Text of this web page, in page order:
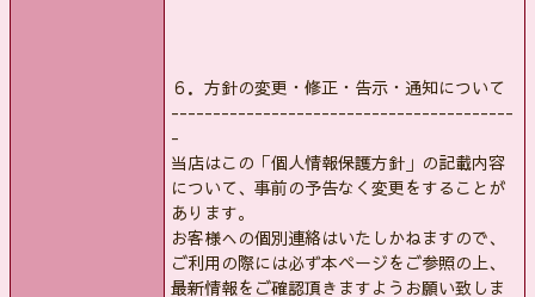
６．方針の変更・修正・告示・通知について
-----------------------------------------
-
当店はこの「個人情報保護方針」の記載内容
について、事前の予告なく変更をすることが
あります。
お客様への個別連絡はいたしかねますので、
ご利用の際には必ず本ページをご参照の上、
最新情報をご確認頂きますようお願い致しま